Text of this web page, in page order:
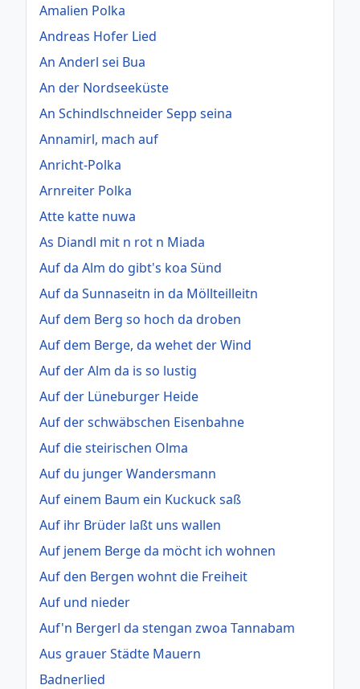
Amalien Polka
Andreas Hofer Lied
An Anderl sei Bua
An der Nordseeküste
An Schindlschneider Sepp seina
Annamirl, mach auf
Anricht-Polka
Arnreiter Polka
Atte katte nuwa
As Diandl mit n rot n Miada
Auf da Alm do gibt's koa Sünd
Auf da Sunnaseitn in da Möllteilleitn
Auf dem Berg so hoch da droben
Auf dem Berge, da wehet der Wind
Auf der Alm da is so lustig
Auf der Lüneburger Heide
Auf der schwäbschen Eisenbahne
Auf die steirischen Olma
Auf du junger Wandersmann
Auf einem Baum ein Kuckuck saß
Auf ihr Brüder laßt uns wallen
Auf jenem Berge da möcht ich wohnen
Auf den Bergen wohnt die Freiheit
Auf und nieder
Auf'n Bergerl da stengan zwoa Tannabam
Aus grauer Städte Mauern
Badnerlied